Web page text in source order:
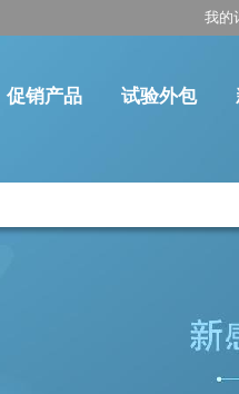
我的
促销产品 试验外包